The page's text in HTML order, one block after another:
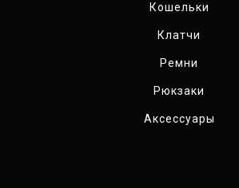
Кошельки
Клатчи
Ремни
Рюкзаки
Аксессуары